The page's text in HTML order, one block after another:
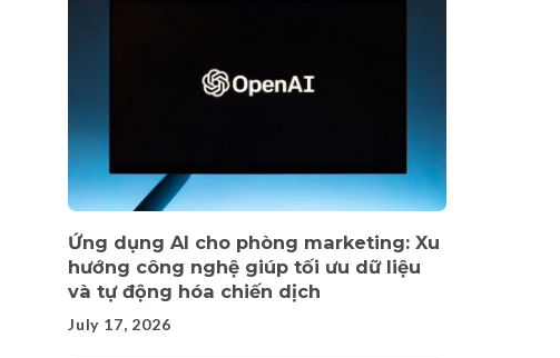
Ứng dụng AI cho phòng marketing: Xu
hướng công nghệ giúp tối ưu dữ liệu
và tự động hóa chiến dịch
July 17, 2026